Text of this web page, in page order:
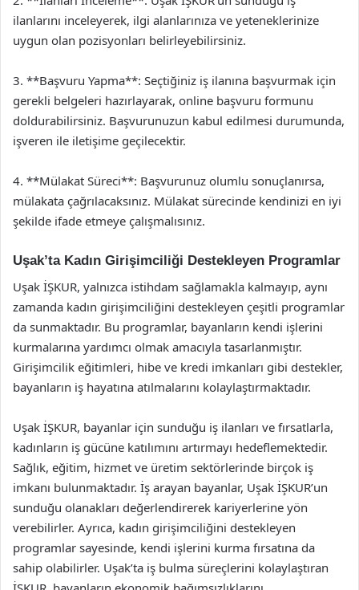
ilanlarını inceleyerek, ilgi alanlarınıza ve yeteneklerinize
uygun olan pozisyonları belirleyebilirsiniz.
3. **Başvuru Yapma**: Seçtiğiniz iş ilanına başvurmak için
gerekli belgeleri hazırlayarak, online başvuru formunu
doldurabilirsiniz. Başvurunuzun kabul edilmesi durumunda,
işveren ile iletişime geçilecektir.
4. **Mülakat Süreci**: Başvurunuz olumlu sonuçlanırsa,
mülakata çağrılacaksınız. Mülakat sürecinde kendinizi en iyi
şekilde ifade etmeye çalışmalısınız.
Uşak’ta Kadın Girişimciliği Destekleyen Programlar
Uşak İŞKUR, yalnızca istihdam sağlamakla kalmayıp, aynı
zamanda kadın girişimciliğini destekleyen çeşitli programlar
da sunmaktadır. Bu programlar, bayanların kendi işlerini
kurmalarına yardımcı olmak amacıyla tasarlanmıştır.
Girişimcilik eğitimleri, hibe ve kredi imkanları gibi destekler,
bayanların iş hayatına atılmalarını kolaylaştırmaktadır.
Uşak İŞKUR, bayanlar için sunduğu iş ilanları ve fırsatlarla,
kadınların iş gücüne katılımını artırmayı hedeflemektedir.
Sağlık, eğitim, hizmet ve üretim sektörlerinde birçok iş
imkanı bulunmaktadır. İş arayan bayanlar, Uşak İŞKUR’un
sunduğu olanakları değerlendirerek kariyerlerine yön
verebilirler. Ayrıca, kadın girişimciliğini destekleyen
programlar sayesinde, kendi işlerini kurma fırsatına da
sahip olabilirler. Uşak’ta iş bulma süreçlerini kolaylaştıran